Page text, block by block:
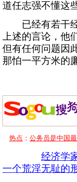
道任志强不懂这
已经有若干经
上述的言论，
但有任何问题因
那怕一平方米的
热点 ： 公务员是中国
经济学
一个荒淫无耻的